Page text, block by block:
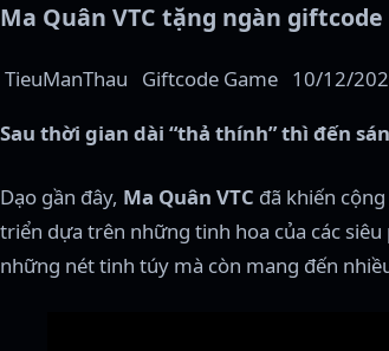
Ma Quân VTC tặng ngàn
TieuManThau Giftcode Game 10/12/
Sau thời gian dài “thả thính” thì đến
Dạo gần đây, Ma Quân VTC đã khiến
triển dựa trên những tinh hoa của các
những nét tinh túy mà còn mang đến